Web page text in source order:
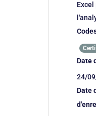
Date
24/
Date